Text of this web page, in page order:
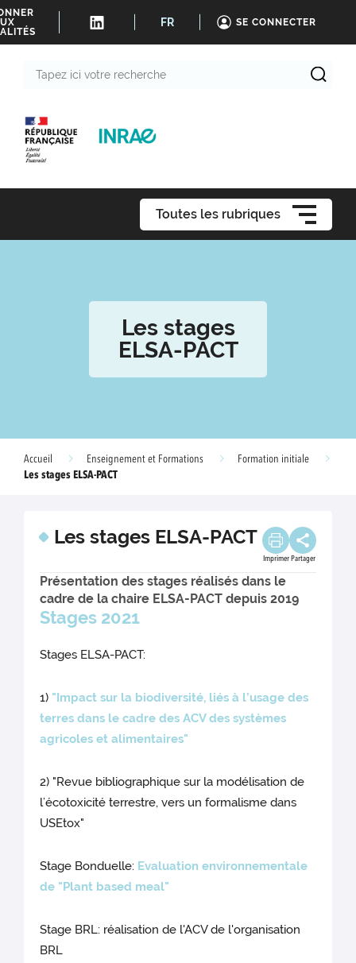
FR SE CONNECTER
Toutes les rubriques
Les stages
ELSA-PACT
Accueil Enseignement et Formations
Formation initiale
Les stages ELSA-PACT
Les stages ELSA-PACT
Imprimer Partager
Présentation des stages réalisés dans le
cadre de la chaire ELSA-PACT depuis 2019
Stages 2021
Stages ELSA-PACT:
1) "Impact sur la biodiversité, liés à l’usage des
terres dans le cadre des ACV des systèmes
agricoles et alimentaires"
2) "Revue bibliographique sur la modélisation de
l’écotoxicité terrestre, vers un formalisme dans
USEtox"
Stage Bonduelle: Evaluation environnementale
de "Plant based meal"
Stage BRL: réalisation de l'ACV de l'organisation
BRL